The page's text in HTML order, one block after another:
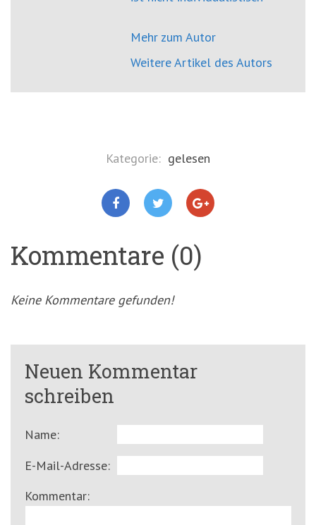
Mehr zum Autor
Weitere Artikel des Autors
Kategorie: gelesen
Kommentare (0)
Keine Kommentare gefunden!
Neuen Kommentar
schreiben
Name:
E-Mail-Adresse:
Kommentar: